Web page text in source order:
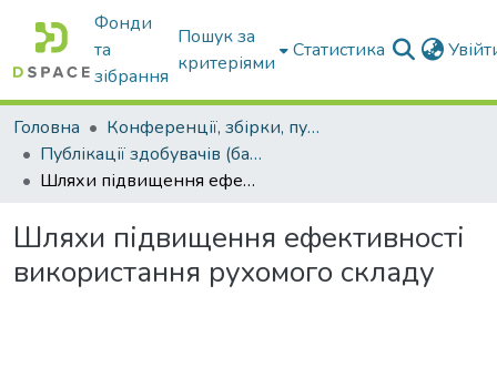
Фонди
та
зібрання
Пошук за
критеріями
Статистика
Головна
Конференції, збірки, публікації молодих вчених і здобувачів : магістрів, бакалаврів, аспірантів.
Публікації здобувачів (бакалаврів. магістрів, аспірантів)
Шляхи підвищення ефективності використання рухомого складу
Шляхи підвищення ефективності
використання рухомого складу